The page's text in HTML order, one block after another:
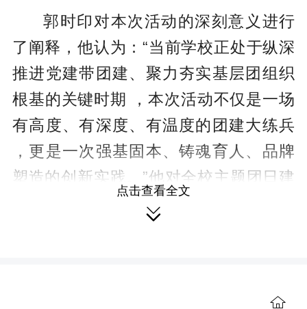
郭时印对本次活动的深刻意义进行
了阐释，他认为：“当前学校正处于纵深
推进党建带团建、聚力夯实基层团组织
根基的关键时期 ，本次活动不仅是一场
有高度、有深度、有温度的团建大练兵
，更是一次强基固本、铸魂育人、品牌
塑造的创新实践。 ”他对全校主题团日建
设与共青团工作提出三点希望 ，一是强
点击查看全文
